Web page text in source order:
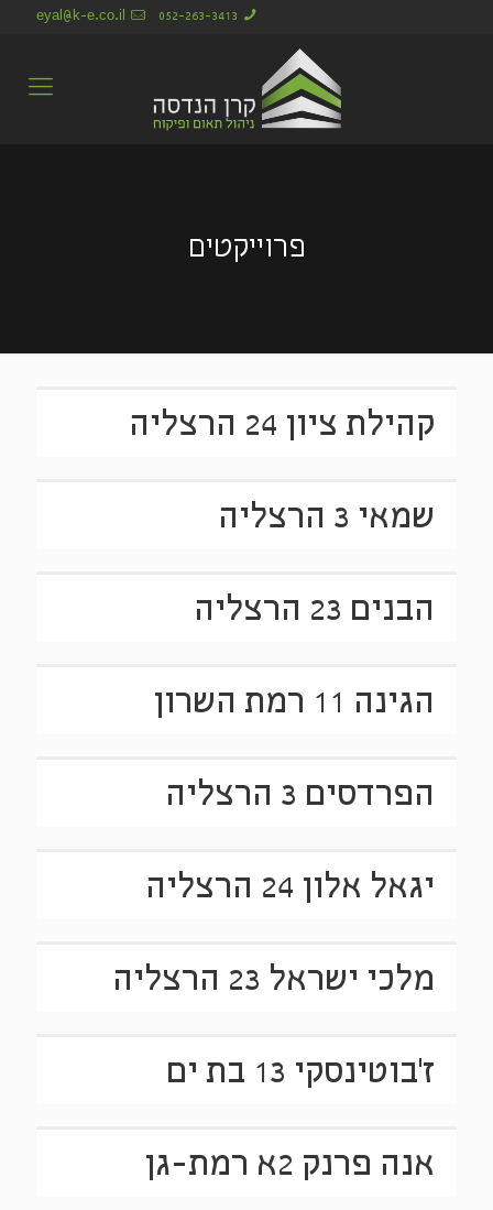
052-263-3413
eyal@k-e.co.il
פרוייקטים
קהילת ציון 24 הרצליה
שמאי 3 הרצליה
הבנים 23 הרצליה
הגינה 11 רמת השרון
הפרדסים 3 הרצליה
יגאל אלון 24 הרצליה
מלכי ישראל 23 הרצליה
ז'בוטינסקי 13 בת ים
אנה פרנק 2א רמת-גן